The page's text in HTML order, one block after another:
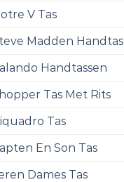
V Tas
Madden Handtas
Handtassen
Tas Met Rits
Tas
En Son Tas
Dames Tas